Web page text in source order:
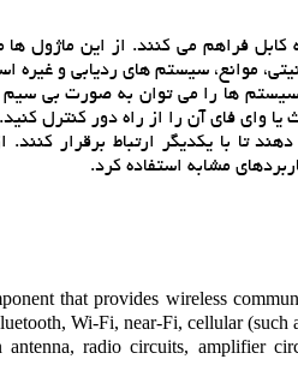
کابل فراهم مي کنند. از اين ماژول
ها را مي توان به صورت بي سيم
واي فاي آن را از راه دور کنترل کنيد.
تا با يکديگر ارتباط برقرار
مشابه استفاده کرد.
that provides wireless
Wi-Fi, near-Fi, cellular (such
antenna, radio circuits, amplifier